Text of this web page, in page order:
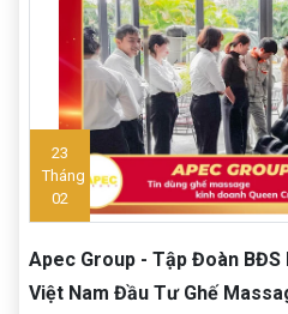
23
Tháng
02
Apec Group - Tập Đoàn BĐS
Việt Nam Đầu Tư Ghế